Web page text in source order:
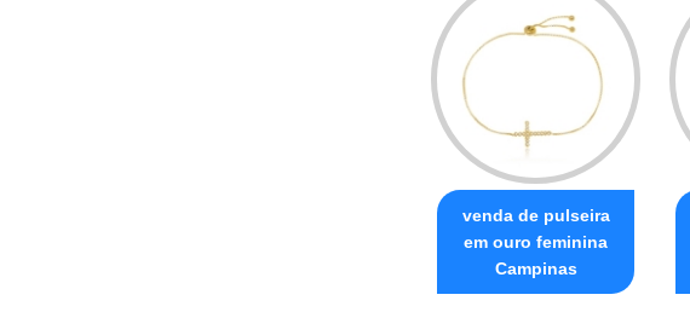
venda de pulseira
em ouro feminina
Campinas